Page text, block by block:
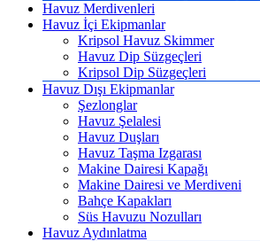
Havuz Merdivenleri
Havuz İçi Ekipmanlar
Kripsol Havuz Skimmer
Havuz Dip Süzgeçleri
Kripsol Dip Süzgeçleri
Havuz Dışı Ekipmanlar
Şezlonglar
Havuz Şelalesi
Havuz Duşları
Havuz Taşma Izgarası
Makine Dairesi Kapağı
Makine Dairesi ve Merdiveni
Bahçe Kapakları
Süs Havuzu Nozulları
Havuz Aydınlatma